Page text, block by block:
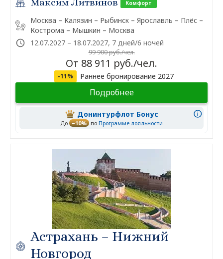
Комфорт
Москва – Калязин – Рыбинск – Ярославль – Плёс –
Кострома – Мышкин – Москва
12.07.2027 – 18.07.2027, 7 дней/6 ночей
99 900 руб./чел.
От 88 911 руб./чел.
-11% Раннее бронирование 2027
Подробнее
Донинтурфлот Бонус
До –10% по Программе лояльности
Астрахань – Нижний
Новгород